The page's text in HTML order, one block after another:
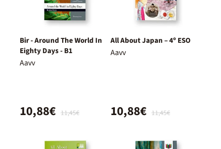
Bir - Around The World In
Eighty Days - B1
Aavv
11,45€
10,88€
All About Japan – 4º ESO
Aavv
11,45€
10,88€